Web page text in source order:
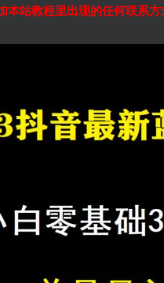
本站教程里出现的任何联系